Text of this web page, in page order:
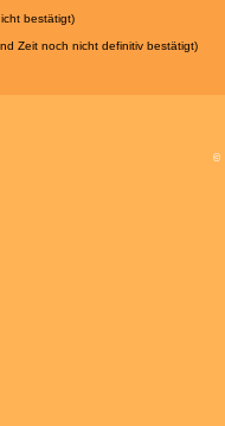
bestätigt)
Zeit noch nicht definitiv bestätigt)
©